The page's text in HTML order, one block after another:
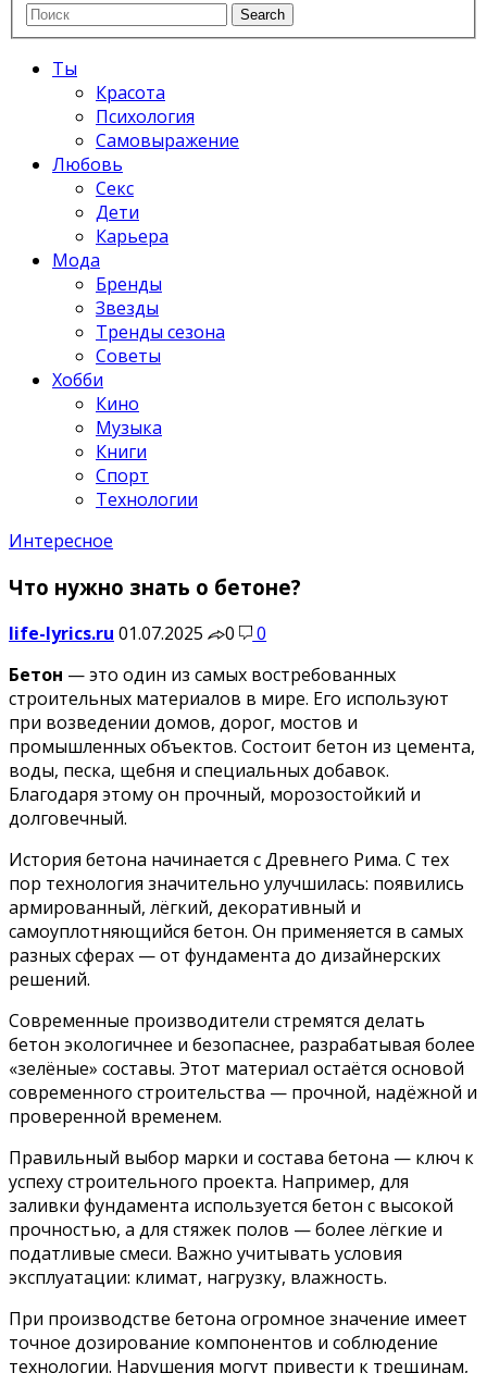
Ты
Красота
Психология
Самовыражение
Любовь
Секс
Дети
Карьера
Мода
Бренды
Звезды
Тренды сезона
Советы
Хобби
Кино
Музыка
Книги
Спорт
Технологии
Интересное
Что нужно знать о бетоне?
life-lyrics.ru 01.07.2025 0
0
Бетон — это один из самых востребованных
строительных материалов в мире. Его используют
при возведении домов, дорог, мостов и
промышленных объектов. Состоит бетон из цемента,
воды, песка, щебня и специальных добавок.
Благодаря этому он прочный, морозостойкий и
долговечный.
История бетона начинается с Древнего Рима. С тех
пор технология значительно улучшилась: появились
армированный, лёгкий, декоративный и
самоуплотняющийся бетон. Он применяется в самых
разных сферах — от фундамента до дизайнерских
решений.
Современные производители стремятся делать
бетон экологичнее и безопаснее, разрабатывая более
«зелёные» составы. Этот материал остаётся основой
современного строительства — прочной, надёжной и
проверенной временем.
Правильный выбор марки и состава бетона — ключ к
успеху строительного проекта. Например, для
заливки фундамента используется бетон с высокой
прочностью, а для стяжек полов — более лёгкие и
податливые смеси. Важно учитывать условия
эксплуатации: климат, нагрузку, влажность.
При производстве бетона огромное значение имеет
точное дозирование компонентов и соблюдение
технологии. Нарушения могут привести к трещинам,